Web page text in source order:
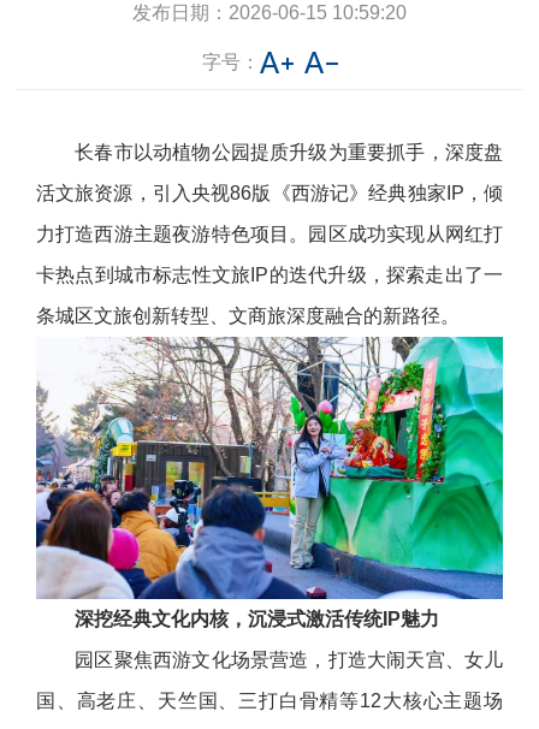
发布日期： 2026-06-15 10:59:20
字号：
长春市以动植物公园提质升级为重要抓手，深度盘
活文旅资源，引入央视86版《西游记》经典独家IP，倾
力打造西游主题夜游特色项目。园区成功实现从网红打
卡热点到城市标志性文旅IP的迭代升级，探索走出了一
条城区文旅创新转型、文商旅深度融合的新路径。
深挖经典文化内核，沉浸式激活传统IP魅力
园区聚焦西游文化场景营造，打造大闹天宫、女儿
国、高老庄、天竺国、三打白骨精等12大核心主题场